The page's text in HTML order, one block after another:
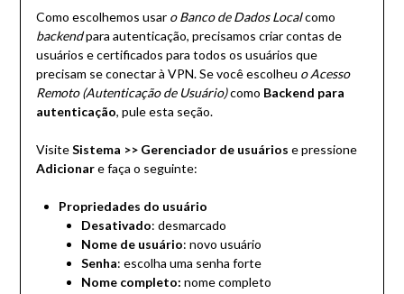
Como escolhemos usar o Banco de Dados Localcomo
backendpara autenticação, precisamos criar contas de
usuários e certificados para todos os usuários que
precisam se conectar à VPN. Se você escolheu o Acesso
Remoto (Autenticação de Usuário)como Backend para
autenticação, pule esta seção.
VisiteSistema >> Gerenciador de usuários e pressione
Adicionare faça o seguinte:
Propriedades do usuário
Desativado: desmarcado
Nome de usuário: novo usuário
Senha: escolha uma senha forte
Nome completo: nome completo